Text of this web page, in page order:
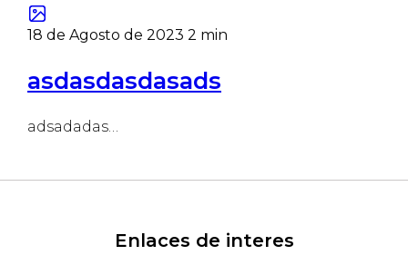
18 de Agosto de 2023 2 min
asdasdasdasads
adsadadas…
Enlaces de interes